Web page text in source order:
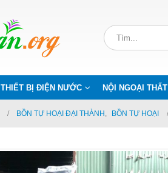
THIẾT BỊ ĐIỆN NƯỚC NỘI NGOẠI THẤT
BỒN TỰ HOẠI ĐẠI THÀNH , BỒN TỰ HOẠI